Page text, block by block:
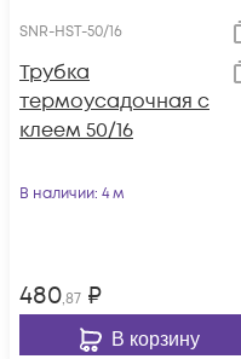
SNR-HST-50/16
Трубка
термоусадочная с
клеем 50/16
В наличии: 4 м
480,87 ₽
В корзину